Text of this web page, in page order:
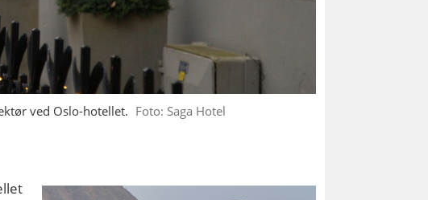
ved Oslo-hotellet. Foto: Saga Hotel